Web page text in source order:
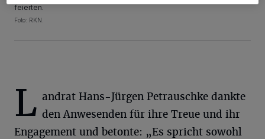
feierten.
Foto: RKN.
L andrat Hans-Jürgen Petrauschke dankte
den Anwesenden für ihre Treue und ihr
Engagement und betonte: „Es spricht sowohl